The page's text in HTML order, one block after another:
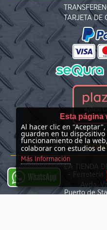
TARJETA DE
LA TIENDA
- Ferretería
Avda.
Puerto de
WhatsApp
Esta página
Al hacer clic en
guarden en tu
funcionamiento de la
colaborar con estudios
Más Información